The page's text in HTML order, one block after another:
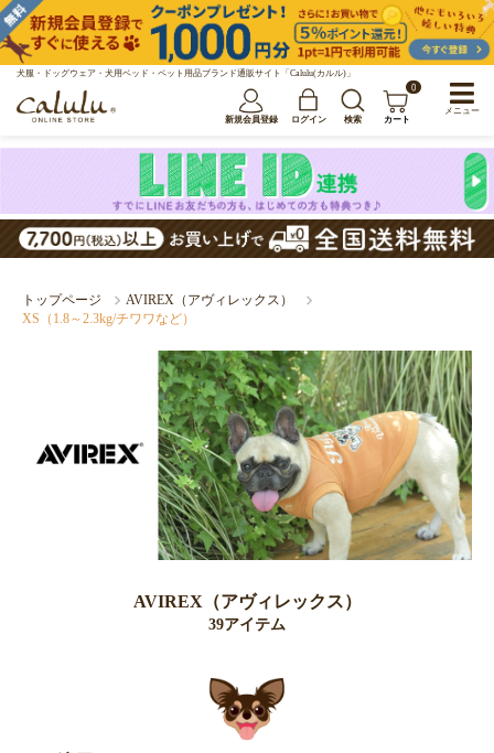
犬服・ドッグウェア・犬用ベッド・ペット用品ブランド通販サイト「Calulu(カルル)」
新規会員登録 ログイン 検索
0
カート
トップページ
AVIREX（アヴィレックス）
XS（1.8～2.3kg/チワワなど）
AVIREX（アヴィレックス）
39アイテム
メニュー